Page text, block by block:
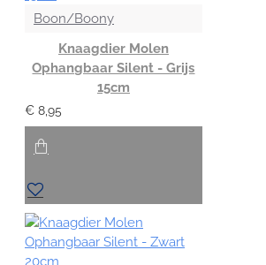
Boon/Boony
Knaagdier Molen
Ophangbaar Silent - Grijs
15cm
€ 8,95